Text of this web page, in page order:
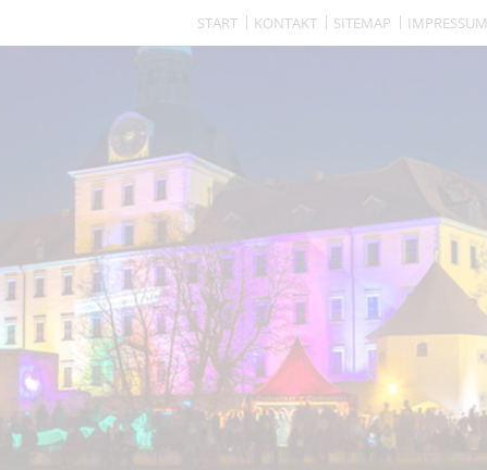
START KONTAKT SITEMAP IMPRESSUM